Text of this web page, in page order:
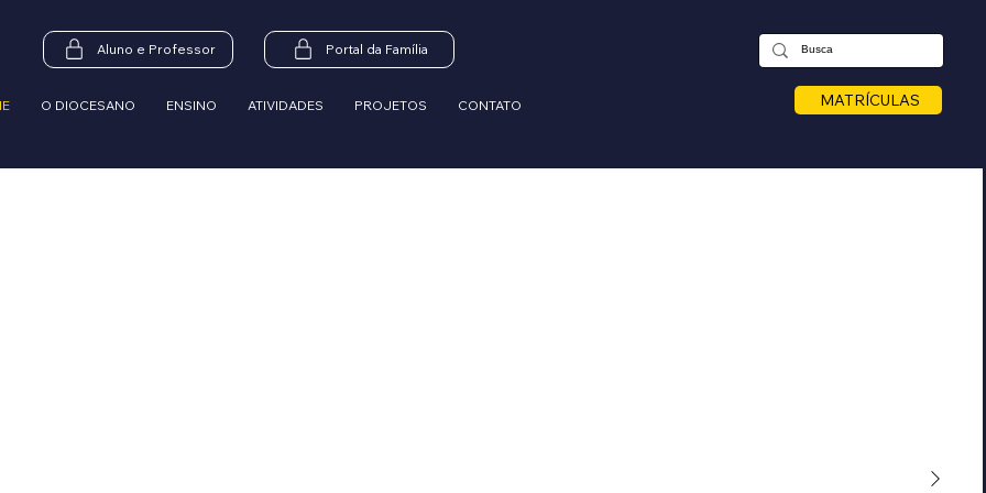
O DIOCESANO ENSINO ATIVIDADES PROJETOS CONTATO
Aluno e Professor Portal da Família
MATRÍCULAS